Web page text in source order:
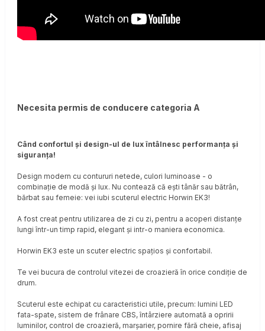
Necesita permis de conducere categoria A
Când confortul şi design-ul de lux întâlnesc performanţa şi
siguranța!
Design modern cu contururi netede, culori luminoase - o
combinație de modă și lux. Nu contează că eşti tânăr sau bătrân,
bărbat sau femeie: vei iubi scuterul electric Horwin EK3!
A fost creat pentru utilizarea de zi cu zi, pentru a acoperi distanţe
lungi într-un timp rapid, elegant și intr-o maniera economica.
Horwin EK3 este un scuter electric spațios și confortabil.
Te vei bucura de controlul vitezei de croazieră în orice condiție de
drum.
Scuterul este echipat cu caracteristici utile, precum: lumini LED
fata-spate, sistem de frânare CBS, întârziere automată a opririi
luminilor, control de croazieră, marșarier, pornire fără cheie, afisaj